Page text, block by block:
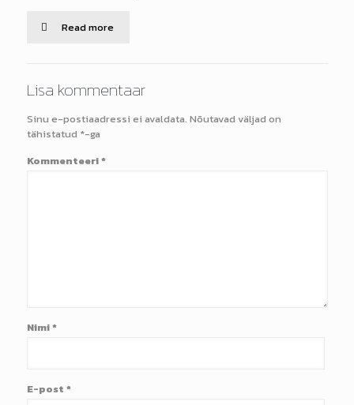
Read more
Lisa kommentaar
Sinu e-postiaadressi ei avaldata. Nõutavad väljad on
tähistatud *-ga
Kommenteeri*
Nimi*
E-post *